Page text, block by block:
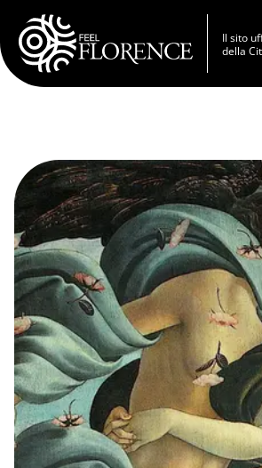
Salta al contenuto principale
Il sito
della